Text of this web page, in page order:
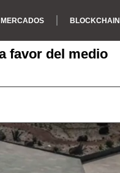
MERCADOS BLOCKCHAIN
favor del medio